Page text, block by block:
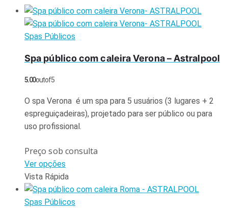
Spas Públicos
Spa público com caleira Verona – Astralpool
5.00out of 5
O spa Verona é um spa para 5 usuários (3 lugares + 2
espreguiçadeiras), projetado para ser público ou para
uso profissional.
Preço sob consulta
Ver opções
Vista Rápida
Spas Públicos